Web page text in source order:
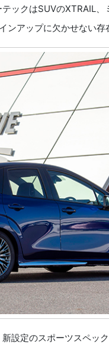
ックはSUVのXTRAIL
アップに欠かせない存
設定のスポーツスペッ